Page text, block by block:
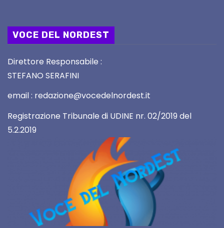
VOCE DEL NORDEST
Direttore Responsabile :
STEFANO SERAFINI
email : redazione@vocedelnordest.it
Registrazione Tribunale di UDINE nr. 02/2019 del
5.2.2019